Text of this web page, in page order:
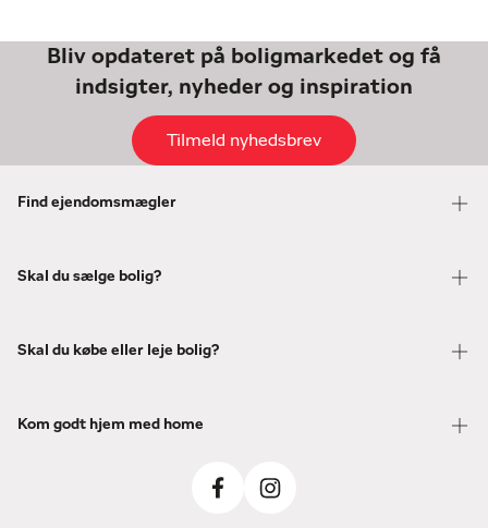
Bliv opdateret på boligmarkedet og få
indsigter, nyheder og inspiration
Tilmeld nyhedsbrev
Find ejendomsmægler
Skal du sælge bolig?
Skal du købe eller leje bolig?
Kom godt hjem med home